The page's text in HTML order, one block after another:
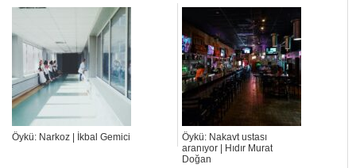
Öykü: Narkoz | İkbal Gemici
Öykü: Nakavt ustası
aranıyor | Hıdır Murat
Doğan